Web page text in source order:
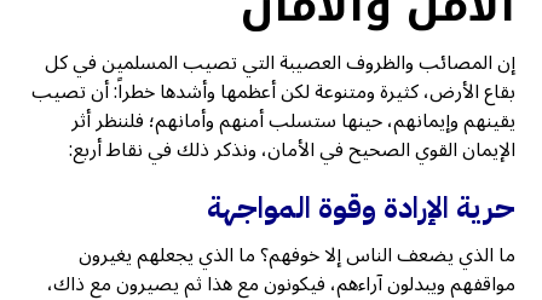
إن المصائب والظروف العصيبة التي تصيب المسلمين في كل
بقاع الأرض، كثيرة ومتنوعة لكن أعظمها وأشدها خطراً: أن تصيب
يقينهم وإيمانهم، حينها ستسلب أمنهم وأمانهم؛ فلننظر أثر
الإيمان القوي الصحيح في الأمان، ونذكر ذلك في نقاط أربع:
حرية الإرادة وقوة المواجهة
ما الذي يضعف الناس إلا خوفهم؟ ما الذي يجعلهم يغيرون
مواقفهم ويبدلون آراءهم، فيكونون مع هذا ثم يصيرون مع ذاك،